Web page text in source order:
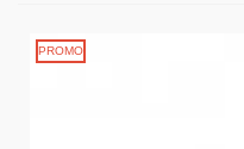
PROMO